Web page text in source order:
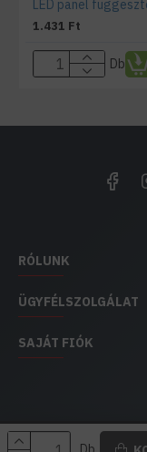
LED panel
1.431 Ft
Db
RÓLUNK
ÜGYFÉLSZOLGÁLAT
SAJÁT FIÓK
EH IMPEX /